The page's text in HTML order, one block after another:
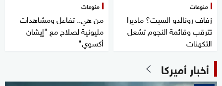
منوعات
زفاف رونالدو السبت؟ ماديرا
تترقب وقائمة النجوم تشعل
التكهنات
منوعات
من هي.. تفاعل ومشاهدات
مليونية لصلاح مع "إيشان
أكسوي"
أخبار أميركا